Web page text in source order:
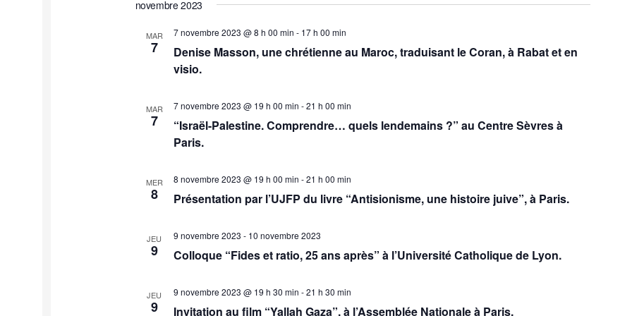
novembre 2023
MAR
7
Denise Masson, une chrétienne au Maroc, traduisant le Coran, à Rabat et en
visio.
7 novembre 2023 @ 8 h 00 min - 17 h 00 min
MAR
7
“Israël-Palestine. Comprendre… quels lendemains ?” au Centre Sèvres à
Paris.
7 novembre 2023 @ 19 h 00 min -21 h 00 min
MER
8 Présentation par l’UJFP du livre “Antisionisme, une histoire juive”, à Paris.
8 novembre 2023 @ 19 h 00 min -21 h 00 min
JEU
9 Colloque “Fides et ratio, 25 ans après” à l’Université Catholique de Lyon.
9 novembre 2023 - 10 novembre 2023
JEU
9 Invitation au film “Yallah Gaza”, à l’Assemblée Nationale à Paris.
9 novembre 2023 @ 19 h 30 min -21 h 30 min